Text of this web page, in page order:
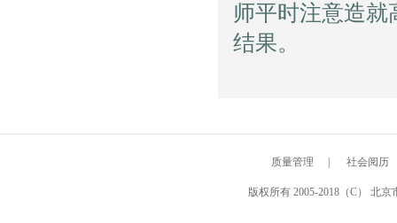
师平时注意造
结果。
质量管理 社会阅历
版权所有 2005-2018（C） 北